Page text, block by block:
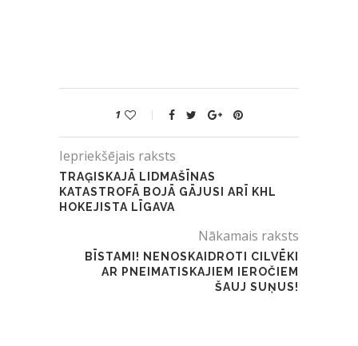
1
Iepriekšējais raksts
TRAĢISKAJĀ LIDMAŠĪNAS
KATASTROFĀ BOJĀ GĀJUSI ARĪ KHL
HOKEJISTA LĪGAVA
Nākamais raksts
BĪSTAMI! NENOSKAIDROTI CILVĒKI
AR PNEIMATISKAJIEM IEROČIEM
ŠAUJ SUŅUS!